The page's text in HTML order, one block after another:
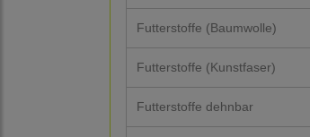
Futterstoffe (Baumwolle)
Futterstoffe (Kunstfaser)
Futterstoffe dehnbar